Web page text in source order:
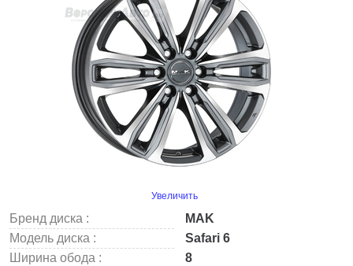
Увеличить
Бренд диска :
MAK
Модель диска :
Safari 6
Ширина обода :
8